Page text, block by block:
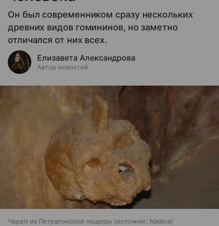
Он был современником сразу нескольких
древних видов гомининов, но заметно
отличался от них всех.
Елизавета Александрова
Автор новостей
Череп из Петралонской пещеры источник: Nadina